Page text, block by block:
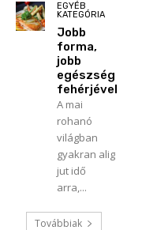
EGYÉB
KATEGÓRIA
Jobb
forma,
jobb
egészség
fehérjével
A mai
rohanó
világban
gyakran alig
jut idő
arra,...
Továbbiak